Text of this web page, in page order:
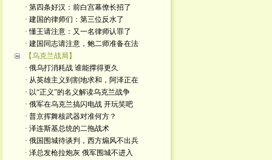
· 第四条好汉：前白宫幕僚长招了
· 建国的律师们：第三位反水了
· 懂王请注意：又一名律师认罪了
· 建国同志请注意，鲍二师准备在法
【乌克兰战局】
· 俄乌打消耗战 谁能撑得更久
· 从英雄主义到割地求和，阿泽正在
· 以“正义”的名义解读乌克兰战争
· 俄军在乌克兰搞闪电战 开玩笑吧
· 普京挥舞核武器对准何方？
· 泽连斯基总统的二拖战术
· 俄国围城待谈判，西方煽风不出兵
· 泽总发枪拉炮灰 俄军围城不进入